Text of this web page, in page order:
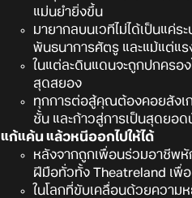
แม่นยำยิ่งขึ้น
มายากลบนเวทีไม่ได้เป็นแค่
พันธนาการศัตรู และแม้แต่แ
ในแต่ละดินแดนจะถูกปกครอ
สุดสยอง
ทุกการต่อสู้คุณต้องคอยสังเก
ชั้น และก้าวสู่การเป็นสุดยอ
แก้แค้น แล้วหนีออกไปให้ได้
หลังจากถูกเพื่อนร่วมอาชีพหั
ฝีมือทั่วทั้ง Theatreland เพื่
ในโลกที่ขับเคลื่อนด้วยความ